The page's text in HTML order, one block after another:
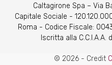
Caltagirone Spa – Via
Capitale Sociale -
Roma - Codice Fiscale:
Iscritta alla C.C.I.A.A.
© 2026 - Credit